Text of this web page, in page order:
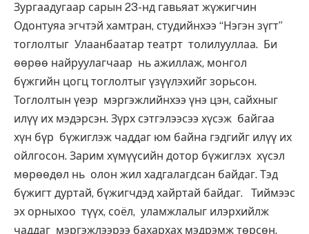
Зургаадугаар сарын 23-нд гавьяат жүжигчин
Одонтуяа эгчтэй хамтран, студийнхээ “Нэгэн зүгт”
тоглолтыг Улаанбаатар театрт толилууллаа. Би
өөрөө найруулагчаар нь ажиллаж, монгол
бүжгийн цогц тоглолтыг үзүүлэхийг зорьсон.
Тоглолтын үеэр мэргэжлийнхээ үнэ цэн, сайхныг
илүү их мэдэрсэн. Зүрх сэтгэлээсээ хүсэж байгаа
хүн бүр бүжиглэж чаддаг юм байна гэдгийг илүү их
ойлгосон. Зарим хүмүүсийн дотор бүжиглэх хүсэл
мөрөөдөл нь олон жил хадгалагдсан байдаг. Тэд
бүжигт дуртай, бүжигчдэд хайртай байдаг. Тиймээс
эх орныхоо түүх, соёл, уламжлалыг илэрхийлж
чаддаг мэргэжлээрээ бахархах мэдрэмж төрсөн.